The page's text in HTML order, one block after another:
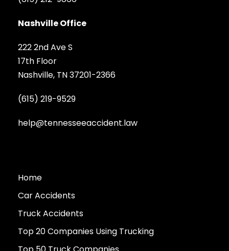
Nashville Office
222 2nd Ave S
17th Floor
Nashville, TN 37201-2366
(615) 219-9529
help@tennesseeaccident.law
Home
Car Accidents
Truck Accidents
Top 20 Companies Using Trucking